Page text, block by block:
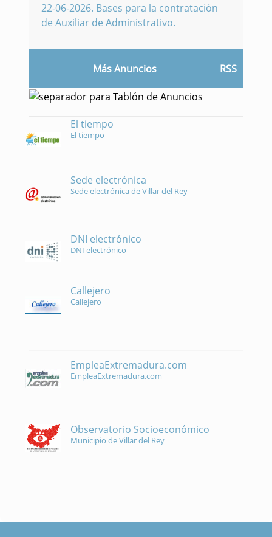
22-06-2026. Bases para la contratación
de Auxiliar de Administrativo.
Más Anuncios RSS
El tiempo
El tiempo
Sede electrónica
Sede electrónica de Villar del Rey
DNI electrónico
DNI electrónico
Callejero
Callejero
EmpleaExtremadura.com
EmpleaExtremadura.com
Observatorio Socioeconómico
Municipio de Villar del Rey